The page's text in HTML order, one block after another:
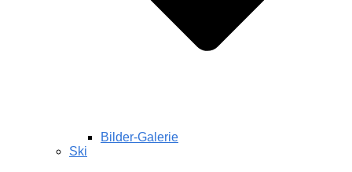
Bilder-Galerie
Ski